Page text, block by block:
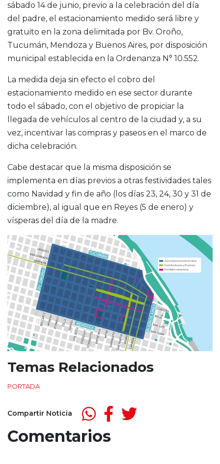
sábado 14 de junio, previo a la celebración del día
del padre, el estacionamiento medido será libre y
gratuito en la zona delimitada por Bv. Oroño,
Tucumán, Mendoza y Buenos Aires, por disposición
municipal establecida en la Ordenanza N° 10.552.
La medida deja sin efecto el cobro del
estacionamiento medido en ese sector durante
todo el sábado, con el objetivo de propiciar la
llegada de vehículos al centro de la ciudad y, a su
vez, incentivar las compras y paseos en el marco de
dicha celebración.
Cabe destacar que la misma disposición se
implementa en días previos a otras festividades tales
como Navidad y fin de año (los días 23, 24, 30 y 31 de
diciembre), al igual que en Reyes (5 de enero) y
vísperas del día de la madre.
Temas Relacionados
PORTADA
Compartir Noticia
Comentarios